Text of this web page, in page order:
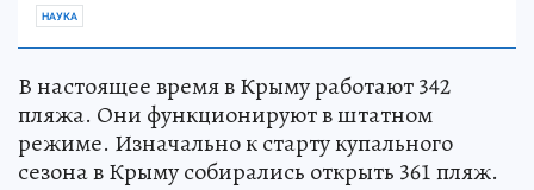
НАУКА
В настоящее время в Крыму работают 342
пляжа. Они функционируют в штатном
режиме. Изначально к старту купального
сезона в Крыму собирались открыть 361 пляж.